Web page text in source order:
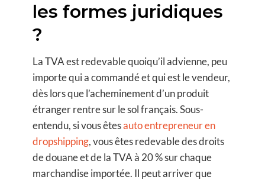
les formes juridiques
?
La TVA est redevable quoiqu’il advienne, peu
importe qui a commandé et qui est le vendeur,
dès lors que l’acheminement d’un produit
étranger rentre sur le sol français. Sous-
entendu, si vous êtesauto entrepreneur en
dropshipping, vous êtes redevable des droits
de douane et de la TVA à 20 % sur chaque
marchandise importée. Il peut arriver que